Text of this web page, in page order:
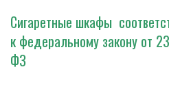
Сигаретные шкафы
к федеральному закону от
ФЗ